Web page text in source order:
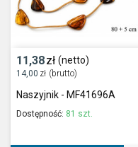
11,38zł (netto)
14,00 zł (brutto)
Naszyjnik - MF41696A
Dostępność: 81 szt.